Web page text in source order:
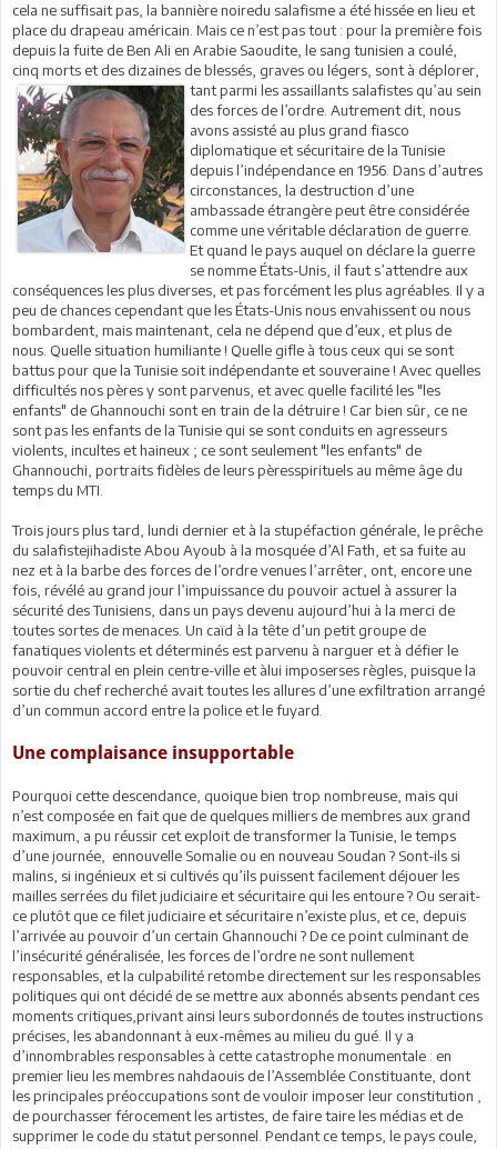
cela ne suffisait pas, la bannière noiredu salafisme a été hissée en lieu et
place du drapeau américain. Mais ce n’est pas tout : pour la première fois
depuis la fuite de Ben Ali en Arabie Saoudite, le sang tunisien a coulé,
cinq morts et des dizaines de blessés, graves ou légers, sont à déplorer,
tant parmi les assaillants salafistes qu’au sein
des forces de l’ordre. Autrement dit, nous
avons assisté au plus grand fiasco
diplomatique et sécuritaire de la Tunisie
depuis l’indépendance en 1956. Dans d’autres
circonstances, la destruction d’une
ambassade étrangère peut être considérée
comme une véritable déclaration de guerre.
Et quand le pays auquel on déclare la guerre
se nomme États-Unis, il faut s’attendre aux
conséquences les plus diverses, et pas forcément les plus agréables. Il y a
peu de chances cependant que les États-Unis nous envahissent ou nous
bombardent, mais maintenant, cela ne dépend que d’eux, et plus de
nous. Quelle situation humiliante ! Quelle gifle à tous ceux qui se sont
battus pour que la Tunisie soit indépendante et souveraine ! Avec quelles
difficultés nos pères y sont parvenus, et avec quelle facilité les "les
enfants" de Ghannouchi sont en train de la détruire ! Car bien sûr, ce ne
sont pas les enfants de la Tunisie qui se sont conduits en agresseurs
violents, incultes et haineux ; ce sont seulement "les enfants" de
Ghannouchi, portraits fidèles de leurs pèresspirituels au même âge du
temps du MTI.
Trois jours plus tard, lundi dernier et à la stupéfaction générale, le prêche
du salafistejihadiste Abou Ayoub à la mosquée d’Al Fath, et sa fuite au
nez et à la barbe des forces de l’ordre venues l’arrêter, ont, encore une
fois, révélé au grand jour l’impuissance du pouvoir actuel à assurer la
sécurité des Tunisiens, dans un pays devenu aujourd’hui à la merci de
toutes sortes de menaces. Un caïd à la tête d’un petit groupe de
fanatiques violents et déterminés est parvenu à narguer et à défier le
pouvoir central en plein centre-ville et àlui imposerses règles, puisque la
sortie du chef recherché avait toutes les allures d’une exfiltration arrangé
d’un commun accord entre la police et le fuyard.
Une complaisance insupportable
Pourquoi cette descendance, quoique bien trop nombreuse, mais qui
n’est composée en fait que de quelques milliers de membres aux grand
maximum, a pu réussir cet exploit de transformer la Tunisie, le temps
d’une journée, ennouvelle Somalie ou en nouveau Soudan ? Sont-ils si
malins, si ingénieux et si cultivés qu’ils puissent facilement déjouer les
mailles serrées du filet judiciaire et sécuritaire qui les entoure ? Ou serait-
ce plutôt que ce filet judiciaire et sécuritaire n’existe plus, et ce, depuis
l’arrivée au pouvoir d’un certain Ghannouchi ? De ce point culminant de
l’insécurité généralisée, les forces de l’ordre ne sont nullement
responsables, et la culpabilité retombe directement sur les responsables
politiques qui ont décidé de se mettre aux abonnés absents pendant ces
moments critiques,privant ainsi leurs subordonnés de toutes instructions
précises, les abandonnant à eux-mêmes au milieu du gué. Il y a
d’innombrables responsables à cette catastrophe monumentale : en
premier lieu les membres nahdaouis de l’Assemblée Constituante, dont
les principales préoccupations sont de vouloir imposer leur constitution ,
de pourchasser férocement les artistes, de faire taire les médias et de
supprimer le code du statut personnel. Pendant ce temps, le pays coule,